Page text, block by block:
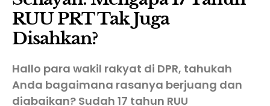
RUU PRT Tak Juga
Disahkan?
Hallo para wakil rakyat di DPR, tahukah
Anda bagaimana rasanya berjuang dan
diabaikan? Sudah 17 tahun RUU